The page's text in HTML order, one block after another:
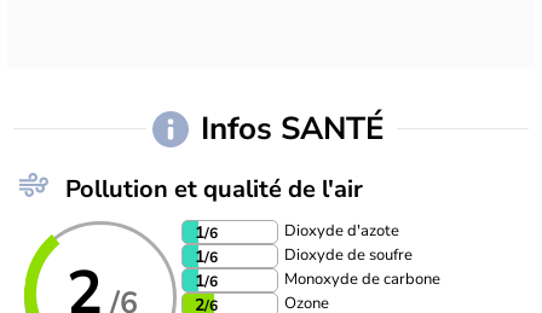
Infos SANTÉ
Pollution et qualité de l'air
2 /6
1/6 Dioxyde d'azote
1/6 Dioxyde de soufre
1/6 Monoxyde de carbone
2/6 Ozone